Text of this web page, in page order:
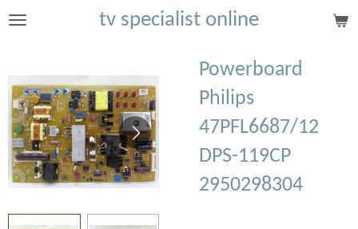
Ga
de
hoofdinhoud
tv specialist online
Powerboard
Philips
47PFL6687/12
DPS-119CP
2950298304